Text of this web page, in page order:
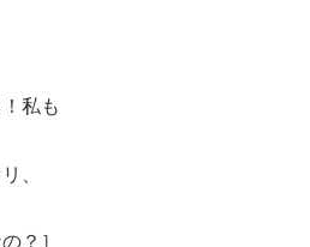
私も
、
？］